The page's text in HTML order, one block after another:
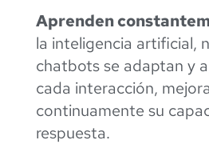
Aprenden
la inteligencia artificial,
chatbots se adaptan y
cada interacción,
continuamente su
respuesta.